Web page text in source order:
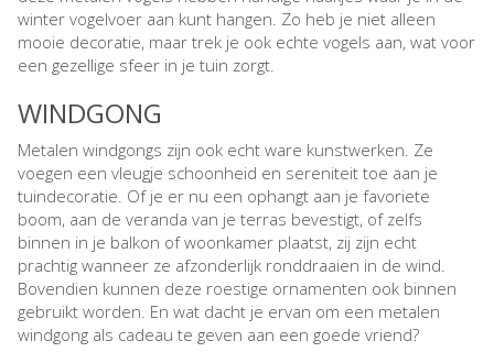
winter vogelvoer aan kunt hangen. Zo heb je niet alleen
mooie decoratie, maar trek je ook echte vogels aan, wat voor
een gezellige sfeer in je tuin zorgt.
WINDGONG
Metalen windgongs zijn ook echt ware kunstwerken. Ze
voegen een vleugje schoonheid en sereniteit toe aan je
tuindecoratie. Of je er nu een ophangt aan je favoriete
boom, aan de veranda van je terras bevestigt, of zelfs
binnen in je balkon of woonkamer plaatst, zij zijn echt
prachtig wanneer ze afzonderlijk ronddraaien in de wind.
Bovendien kunnen deze roestige ornamenten ook binnen
gebruikt worden. En wat dacht je ervan om een metalen
windgong als cadeau te geven aan een goede vriend?